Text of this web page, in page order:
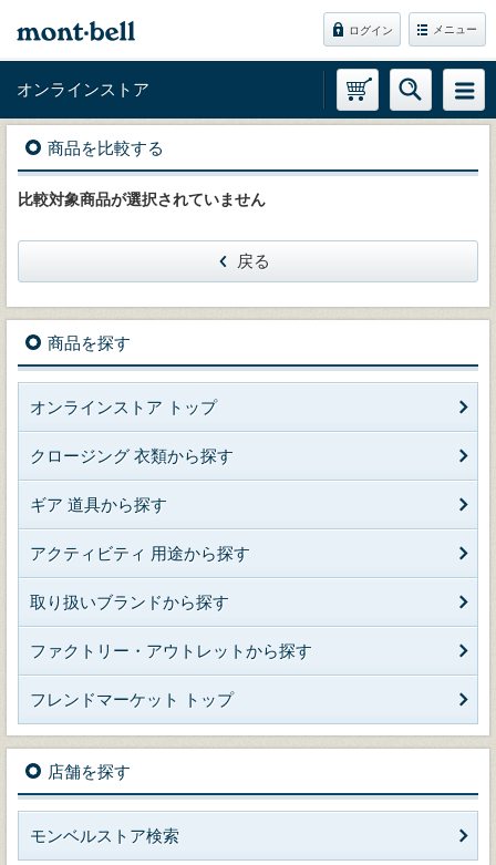
ログイン メニュー
オンラインストア
商品を比較する
比較対象商品が選択されていません
戻る
商品を探す
オンラインストア トップ
クロージング 衣類から探す
ギア 道具から探す
アクティビティ 用途から探す
取り扱いブランドから探す
ファクトリー・アウトレットから探す
フレンドマーケット トップ
店舗を探す
モンベルストア検索